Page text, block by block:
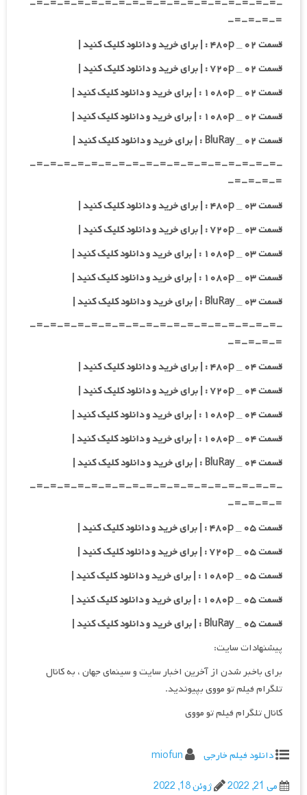
-=-=-=-=-=-=-=-=-=-=-=-=-=-=-=-=-=-=-
=-=-=-=-
قسمت ۰۲ _ ۴۸۰p : | برای خرید و دانلود کلیک کنید |
قسمت ۰۲ _ ۷۲۰p : | برای خرید و دانلود کلیک کنید |
قسمت ۰۲ _ ۱۰۸۰p : | برای خرید و دانلود کلیک کنید |
قسمت ۰۲ _ ۱۰۸۰p : | برای خرید و دانلود کلیک کنید |
قسمت ۰۲ _ BluRay : | برای خرید و دانلود کلیک کنید |
-=-=-=-=-=-=-=-=-=-=-=-=-=-=-=-=-=-=-
=-=-=-=-
قسمت ۰۳ _ ۴۸۰p : | برای خرید و دانلود کلیک کنید |
قسمت ۰۳ _ ۷۲۰p : | برای خرید و دانلود کلیک کنید |
قسمت ۰۳ _ ۱۰۸۰p : | برای خرید و دانلود کلیک کنید |
قسمت ۰۳ _ ۱۰۸۰p : | برای خرید و دانلود کلیک کنید |
قسمت ۰۳ _ BluRay : | برای خرید و دانلود کلیک کنید |
-=-=-=-=-=-=-=-=-=-=-=-=-=-=-=-=-=-=-
=-=-=-=-
قسمت ۰۴ _ ۴۸۰p : | برای خرید و دانلود کلیک کنید |
قسمت ۰۴ _ ۷۲۰p : | برای خرید و دانلود کلیک کنید |
قسمت ۰۴ _ ۱۰۸۰p : | برای خرید و دانلود کلیک کنید |
قسمت ۰۴ _ ۱۰۸۰p : | برای خرید و دانلود کلیک کنید |
قسمت ۰۴ _ BluRay : | برای خرید و دانلود کلیک کنید |
-=-=-=-=-=-=-=-=-=-=-=-=-=-=-=-=-=-=-
=-=-=-=-
قسمت ۰۵ _ ۴۸۰p : | برای خرید و دانلود کلیک کنید |
قسمت ۰۵ _ ۷۲۰p : | برای خرید و دانلود کلیک کنید |
قسمت ۰۵ _ ۱۰۸۰p : | برای خرید و دانلود کلیک کنید |
قسمت ۰۵ _ ۱۰۸۰p : | برای خرید و دانلود کلیک کنید |
قسمت ۰۵ _ BluRay : | برای خرید و دانلود کلیک کنید |
پیشنهادات سایت:
برای باخبر شدن از آخرین اخبار سایت و سینمای جهان ، به کانال
تلگرام فیلم تو مووی بپیوندید.
کانال تلگرام فیلم تو مووی
دانلود فیلم خارجی
miofun
می 21, 2022
ژوئن 18, 2022